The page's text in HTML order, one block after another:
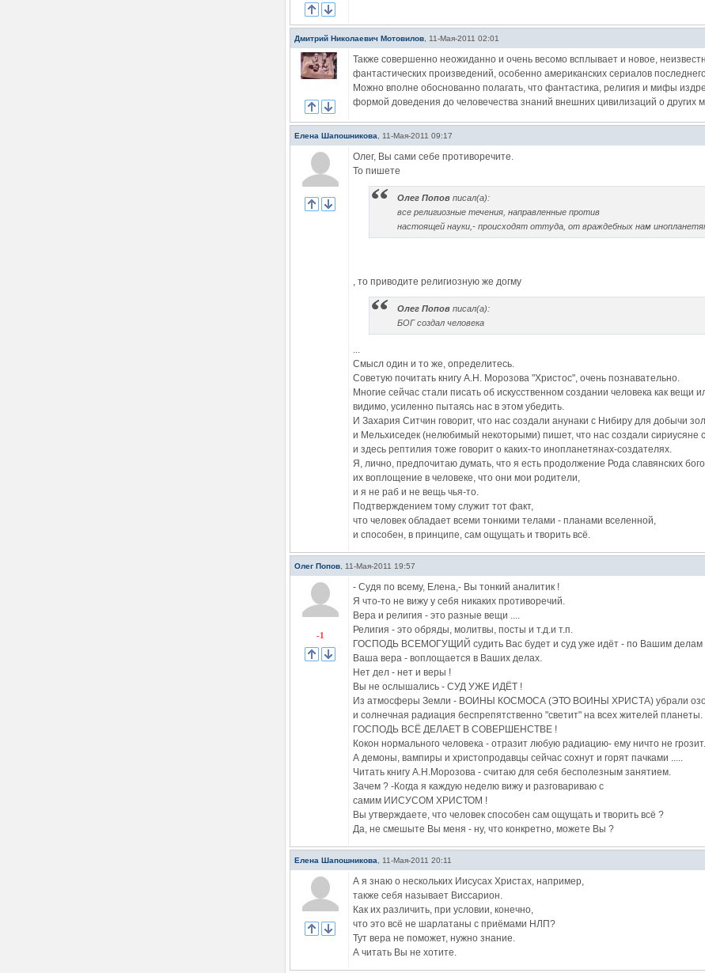
Дмитрий Николаевич Мотовилов 11-Мая-2011 02:01
Также совершенно неожиданно и очень весомо всплывает и новое,
фантастических произведений, особенно американских сериалов
Можно вполне обоснованно полагать, что фантастика, религия и мифы
формой доведения до человечества знаний внешних цивилизаций о других
Елена Шапошникова 11-Мая-2011 09:17
Олег, Вы сами себе противоречите.
То пишете
Олег Попов писал(а):
все религиозные течения, направленные против
настоящей науки,- происходят оттуда, от враждебных нам
, то приводите религиозную же догму
Олег Попов писал(а):
БОГ создал человека
...
Смысл один и то же, определитесь.
Советую почитать книгу А.Н. Морозова "Христос", очень познавательно.
Многие сейчас стали писать об искусственном создании человека как вещи
видимо, усиленно пытаясь нас в этом убедить.
И Захария Ситчин говорит, что нас создали анунаки с Нибиру для добычи
и Мельхиседек (нелюбимый некоторыми) пишет, что нас создали сириусяне
и здесь рептилия тоже говорит о каких-то инопланетянах-создателях.
Я, лично, предпочитаю думать, что я есть продолжение Рода славянских
их воплощение в человеке, что они мои родители,
и я не раб и не вещь чья-то.
Подтверждением тому служит тот факт,
что человек обладает всеми тонкими телами - планами вселенной,
и способен, в принципе, сам ощущать и творить всё.
Олег Попов 11-Мая-2011 19:57
-1
- Судя по всему, Елена,- Вы тонкий аналитик !
Я что-то не вижу у себя никаких противоречий.
Вера и религия - это разные вещи ....
Религия - это обряды, молитвы, посты и т.д.и т.п.
ГОСПОДЬ ВСЕМОГУЩИЙ судить Вас будет и суд уже идёт - по Вашим делам
Ваша вера - воплощается в Ваших делах.
Нет дел - нет и веры !
Вы не ослышались - СУД УЖЕ ИДЁТ !
Из атмосферы Земли - ВОИНЫ КОСМОСА (ЭТО ВОИНЫ ХРИСТА) убрали
и солнечная радиация беспрепятственно "светит" на всех жителей планеты.
ГОСПОДЬ ВСЁ ДЕЛАЕТ В СОВЕРШЕНСТВЕ !
Кокон нормального человека - отразит любую радиацию- ему ничто не грозит.
А демоны, вампиры и христопродавцы сейчас сохнут и горят пачками .....
Читать книгу А.Н.Морозова - считаю для себя бесполезным занятием.
Зачем ? -Когда я каждую неделю вижу и разговариваю с
самим ИИСУСОМ ХРИСТОМ !
Вы утверждаете, что человек способен сам ощущать и творить всё ?
Да, не смешыте Вы меня - ну, что конкретно, можете Вы ?
Елена Шапошникова 11-Мая-2011 20:11
А я знаю о нескольких Иисусах Христах, например,
также себя называет Виссарион.
Как их различить, при условии, конечно,
что это всё не шарлатаны с приёмами НЛП?
Тут вера не поможет, нужно знание.
А читать Вы не хотите.